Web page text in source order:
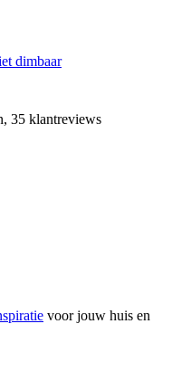
dimbaar
35 klantreviews
voor jouw huis en